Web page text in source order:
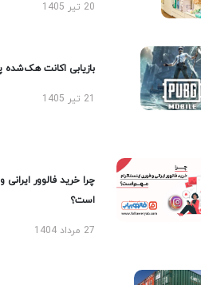
20 تیر 1405
بازیابی اکانت هک‌شده
چرا خرید فالوور ایرانی
است؟
27 مرداد 1404